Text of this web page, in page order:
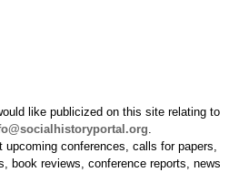
like publicized on this site relating to
.
upcoming conferences, calls for papers,
book reviews, conference reports, news